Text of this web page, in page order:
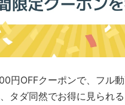
円OFFクーポンで、フル
タダ同然でお得に見られる